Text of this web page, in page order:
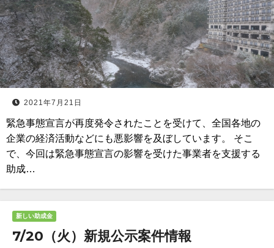
2021年7月21日
緊急事態宣言が再度発令されたことを受けて、全国各地の
企業の経済活動などにも悪影響を及ぼしています。 そこ
で、今回は緊急事態宣言の影響を受けた事業者を支援する
助成…
新しい助成金
7/20（火）新規公示案件情報